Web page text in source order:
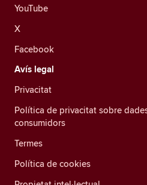
YouTube
X
Facebook
Avís legal
Privacitat
Política de privacitat sobre
consumidors
Termes
Política de cookies